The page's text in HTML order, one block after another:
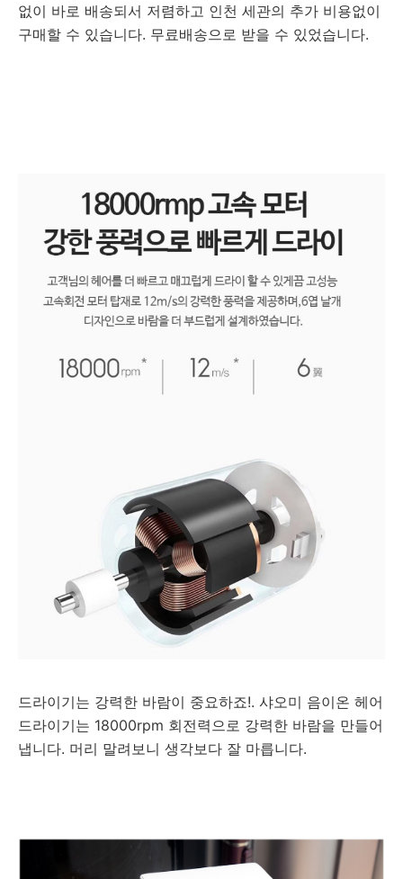
없이 바로 배송되서 저렴하고 인천 세관의 추가 비용없이
구매할 수 있습니다. 무료배송으로 받을 수 있었습니다.
드라이기는 강력한 바람이 중요하죠!. 샤오미 음이온 헤어
드라이기는 18000rpm 회전력으로 강력한 바람을 만들어
냅니다. 머리 말려보니 생각보다 잘 마릅니다.